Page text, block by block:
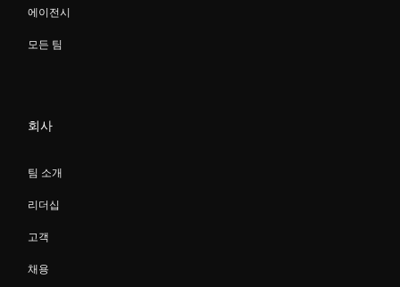
에이전시
모든 팀
회사
팀 소개
리더십
고객
채용